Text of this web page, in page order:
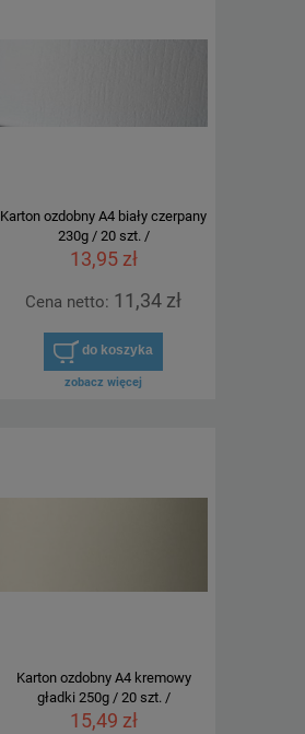
Karton ozdobny A4 biały czerpany
230g / 20 szt. /
13,95 zł
Cena netto: 11,34 zł
do koszyka
zobacz więcej
Karton ozdobny A4 kremowy
gładki 250g / 20 szt. /
15,49 zł